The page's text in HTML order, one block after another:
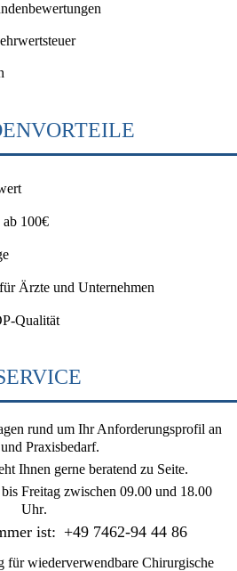
ab 100€
Ärzte und Unternehmen
Qualität
rund um Ihr Anforderungsprofil an
Praxisbedarf.
Ihnen gerne beratend zu Seite.
Freitag zwischen 09.00 und 18.00
Uhr.
ist: +49 7462-94 44 86
für wiederverwendbare Chirurgische